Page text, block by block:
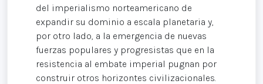
del imperialismo norteamericano de
expandir su dominio a escala planetaria y,
por otro lado, a la emergencia de nuevas
fuerzas populares y progresistas que en la
resistencia al embate imperial pugnan por
construir otros horizontes civilizacionales.